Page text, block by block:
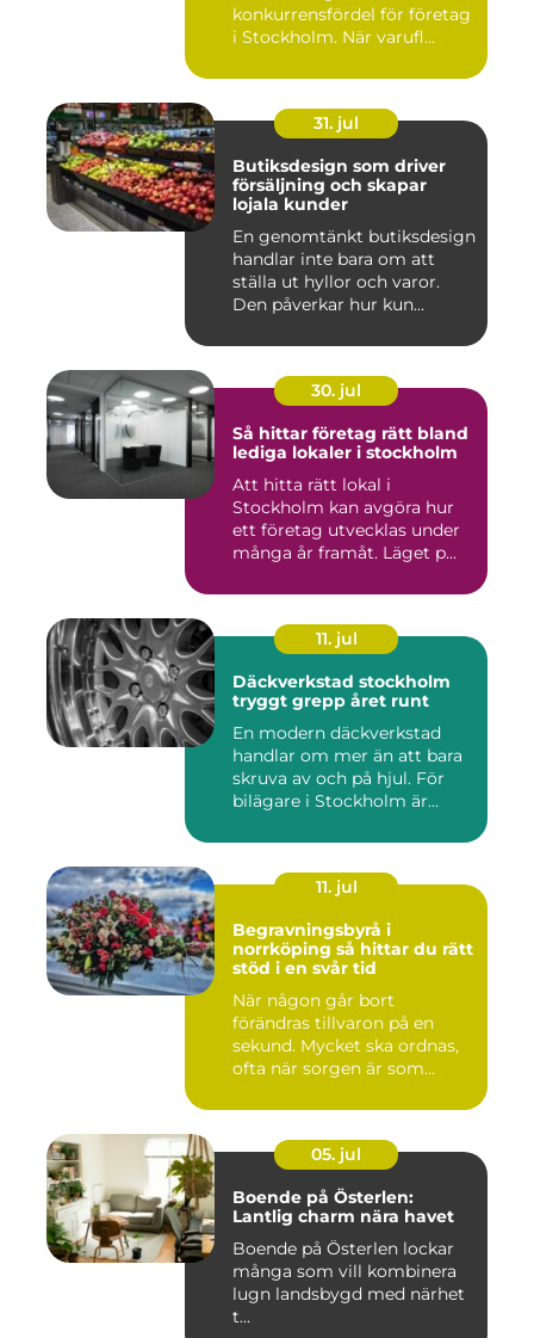
konkurrensfördel för företag
i Stockholm. När varufl...
31. jul
Butiksdesign som driver
försäljning och skapar
lojala kunder
En genomtänkt butiksdesign
handlar inte bara om att
ställa ut hyllor och varor.
Den påverkar hur kun...
30. jul
Så hittar företag rätt bland
lediga lokaler i stockholm
Att hitta rätt lokal i
Stockholm kan avgöra hur
ett företag utvecklas under
många år framåt. Läget p...
11. jul
Däckverkstad stockholm
tryggt grepp året runt
En modern däckverkstad
handlar om mer än att bara
skruva av och på hjul. För
bilägare i Stockholm är...
11. jul
Begravningsbyrå i
norrköping så hittar du rätt
stöd i en svår tid
När någon går bort
förändras tillvaron på en
sekund. Mycket ska ordnas,
ofta när sorgen är som
05. jul
Boende på Österlen:
Lantlig charm nära havet
Boende på Österlen lockar
många som vill kombinera
lugn landsbygd med närhet
t...